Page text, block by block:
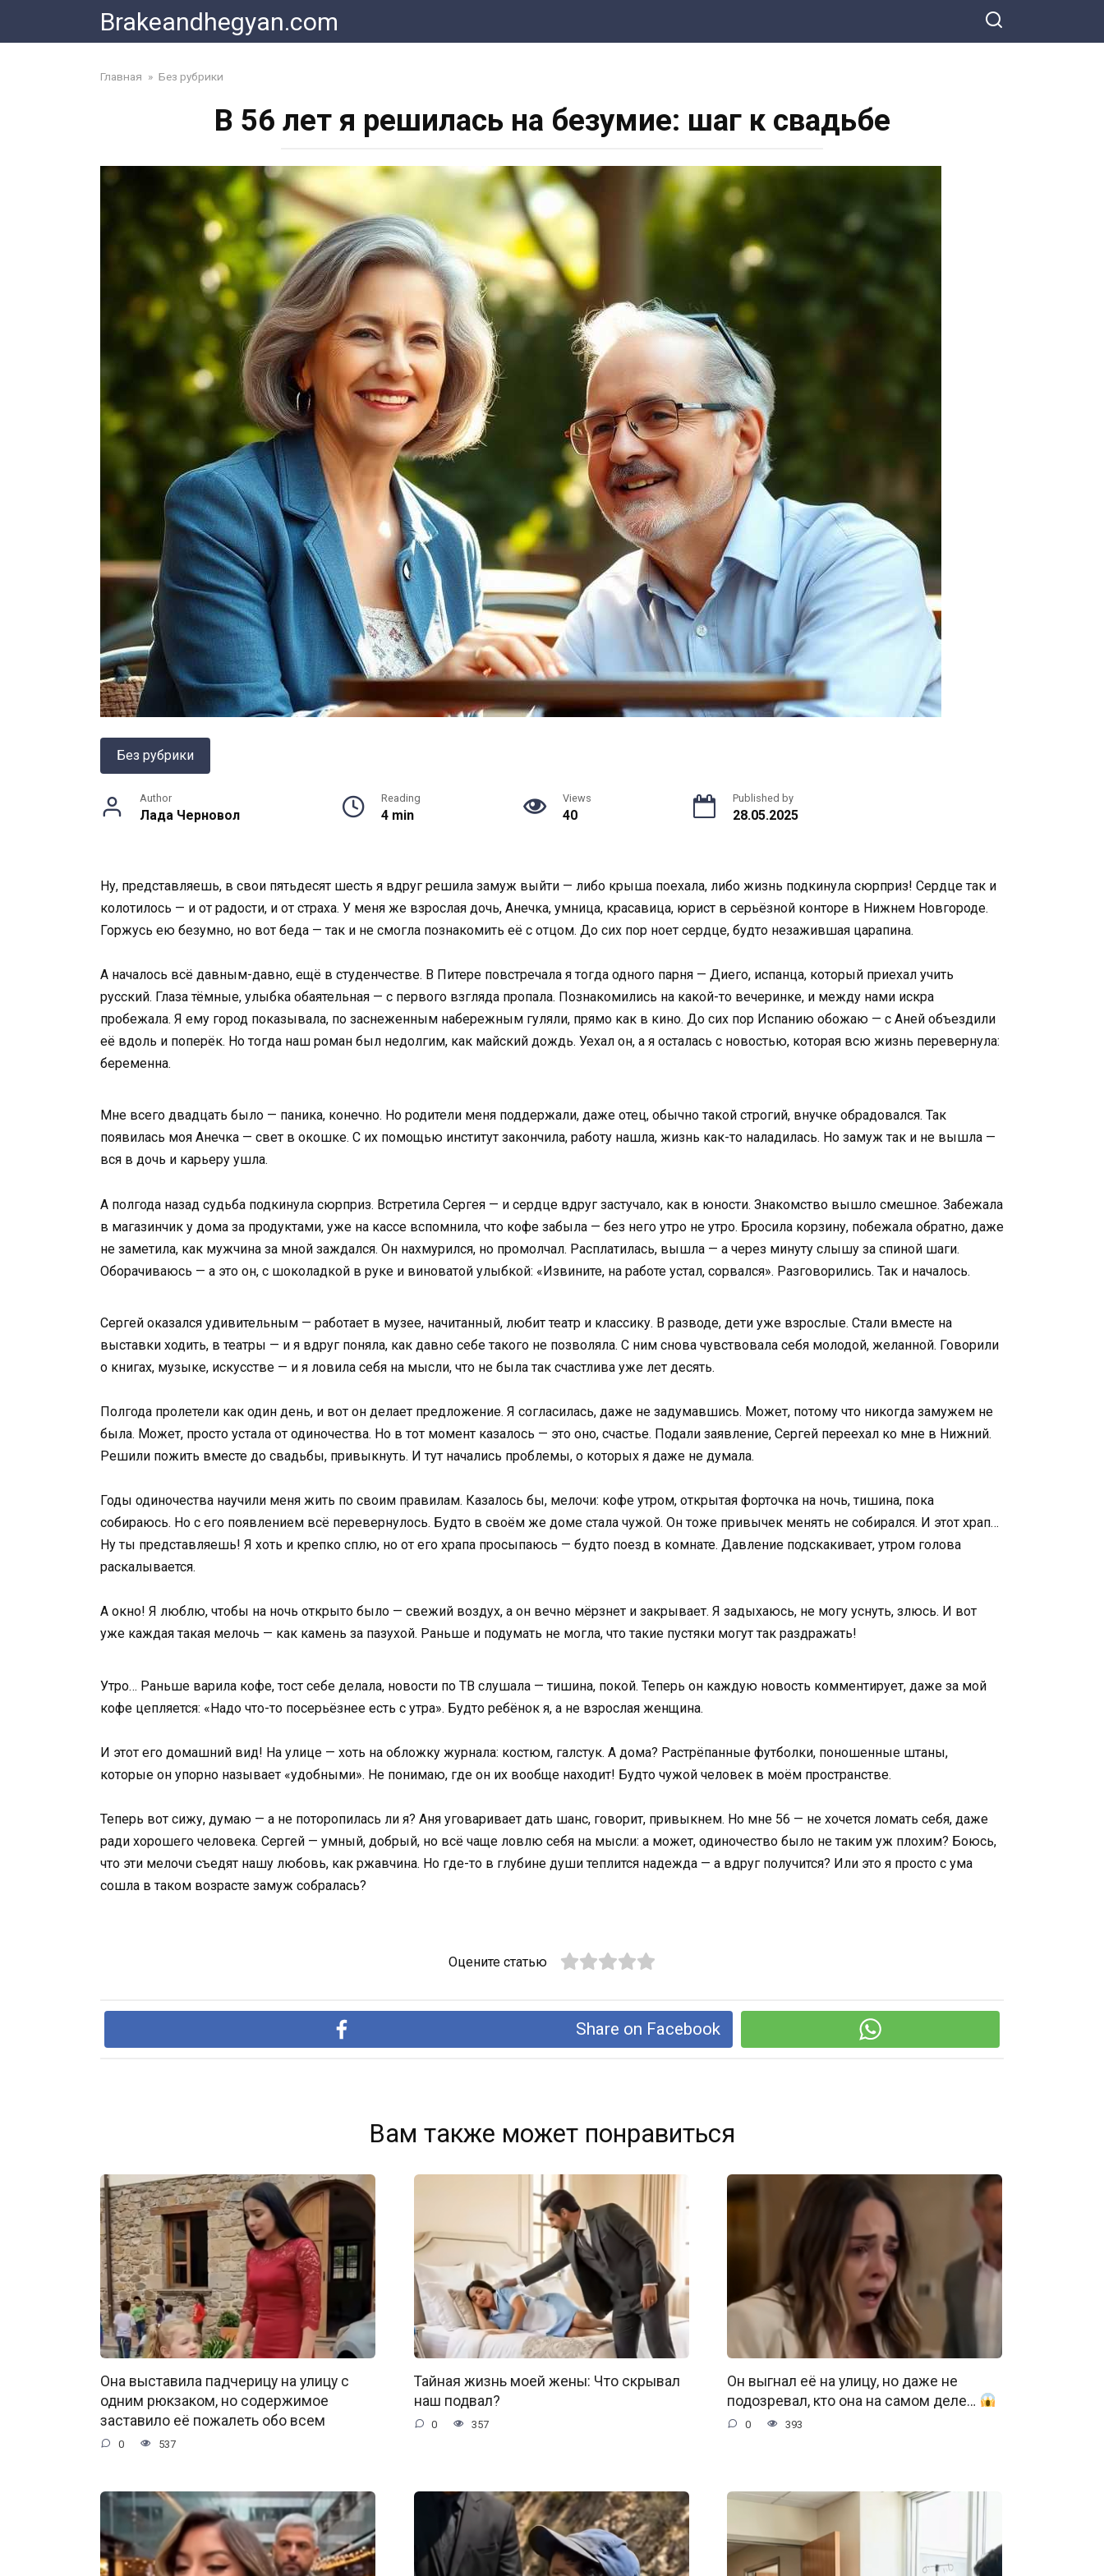
content
Brakeandhegyan.com
Главная » Без рубрики
В 56 лет я решилась на безумие: шаг к свадьбе
Без рубрики
Author
Лада Черновол
Reading
4 min
Views
40
Published by
28.05.2025
Ну, представляешь, в свои пятьдесят шесть я вдруг решила замуж выйти — либо крыша поехала, либо жизнь подкинула сюрприз! Сердце так и
колотилось — и от радости, и от страха. У меня же взрослая дочь, Анечка, умница, красавица, юрист в серьёзной конторе в Нижнем Новгороде.
Горжусь ею безумно, но вот беда — так и не смогла познакомить её с отцом. До сих пор ноет сердце, будто незажившая царапина.
А началось всё давным-давно, ещё в студенчестве. В Питере повстречала я тогда одного парня — Диего, испанца, который приехал учить
русский. Глаза тёмные, улыбка обаятельная — с первого взгляда пропала. Познакомились на какой-то вечеринке, и между нами искра
пробежала. Я ему город показывала, по заснеженным набережным гуляли, прямо как в кино. До сих пор Испанию обожаю — с Аней объездили
её вдоль и поперёк. Но тогда наш роман был недолгим, как майский дождь. Уехал он, а я осталась с новостью, которая всю жизнь перевернула:
беременна.
Мне всего двадцать было — паника, конечно. Но родители меня поддержали, даже отец, обычно такой строгий, внучке обрадовался. Так
появилась моя Анечка — свет в окошке. С их помощью институт закончила, работу нашла, жизнь как-то наладилась. Но замуж так и не вышла —
вся в дочь и карьеру ушла.
А полгода назад судьба подкинула сюрприз. Встретила Сергея — и сердце вдруг застучало, как в юности. Знакомство вышло смешное. Забежала
в магазинчик у дома за продуктами, уже на кассе вспомнила, что кофе забыла — без него утро не утро. Бросила корзину, побежала обратно, даже
не заметила, как мужчина за мной заждался. Он нахмурился, но промолчал. Расплатилась, вышла — а через минуту слышу за спиной шаги.
Оборачиваюсь — а это он, с шоколадкой в руке и виноватой улыбкой: «Извините, на работе устал, сорвался». Разговорились. Так и началось.
Сергей оказался удивительным — работает в музее, начитанный, любит театр и классику. В разводе, дети уже взрослые. Стали вместе на
выставки ходить, в театры — и я вдруг поняла, как давно себе такого не позволяла. С ним снова чувствовала себя молодой, желанной. Говорили
о книгах, музыке, искусстве — и я ловила себя на мысли, что не была так счастлива уже лет десять.
Полгода пролетели как один день, и вот он делает предложение. Я согласилась, даже не задумавшись. Может, потому что никогда замужем не
была. Может, просто устала от одиночества. Но в тот момент казалось — это оно, счастье. Подали заявление, Сергей переехал ко мне в Нижний.
Решили пожить вместе до свадьбы, привыкнуть. И тут начались проблемы, о которых я даже не думала.
Годы одиночества научили меня жить по своим правилам. Казалось бы, мелочи: кофе утром, открытая форточка на ночь, тишина, пока
собираюсь. Но с его появлением всё перевернулось. Будто в своём же доме стала чужой. Он тоже привычек менять не собирался. И этот храп…
Ну ты представляешь! Я хоть и крепко сплю, но от его храпа просыпаюсь — будто поезд в комнате. Давление подскакивает, утром голова
раскалывается.
А окно! Я люблю, чтобы на ночь открыто было — свежий воздух, а он вечно мёрзнет и закрывает. Я задыхаюсь, не могу уснуть, злюсь. И вот
уже каждая такая мелочь — как камень за пазухой. Раньше и подумать не могла, что такие пустяки могут так раздражать!
Утро… Раньше варила кофе, тост себе делала, новости по ТВ слушала — тишина, покой. Теперь он каждую новость комментирует, даже за мой
кофе цепляется: «Надо что-то посерьёзнее есть с утра». Будто ребёнок я, а не взрослая женщина.
И этот его домашний вид! На улице — хоть на обложку журнала: костюм, галстук. А дома? Растрёпанные футболки, поношенные штаны,
которые он упорно называет «удобными». Не понимаю, где он их вообще находит! Будто чужой человек в моём пространстве.
Теперь вот сижу, думаю — а не поторопилась ли я? Аня уговаривает дать шанс, говорит, привыкнем. Но мне 56 — не хочется ломать себя, даже
ради хорошего человека. Сергей — умный, добрый, но всё чаще ловлю себя на мысли: а может, одиночество было не таким уж плохим? Боюсь,
что эти мелочи съедят нашу любовь, как ржавчина. Но где-то в глубине души теплится надежда — а вдруг получится? Или это я просто с ума
сошла в таком возрасте замуж собралась?
Оцените статью
Share on Facebook
Вам также может понравиться
Она выставила падчерицу на улицу с
одним рюкзаком, но содержимое
заставило её пожалеть обо всем
0 537
Тайная жизнь моей жены: Что скрывал
наш подвал?
0 357
Он выгнал её на улицу, но даже не
подозревал, кто она на самом деле…
0 393